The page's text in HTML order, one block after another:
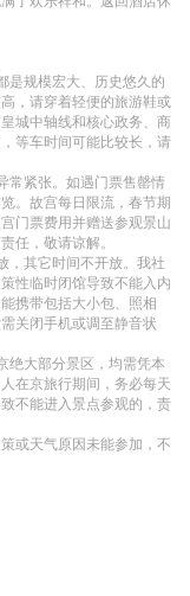
是规模宏大、历史悠久的
，请穿着轻便的旅游鞋或
城中轴线和核心政务、商
等车时间可能比较长，请
常紧张。如遇门票售罄情
。故宫每日限流，春节期
门票费用并赠送参观景山
任，敬请谅解。
，其它时间不开放。我社
性临时闭馆导致不能入内
携带包括大小包、照相
关闭手机或调至静音状
绝大部分景区，均需凭本
在京旅行期间，务必每天
不能进入景点参观的，责
或天气原因未能参加，不